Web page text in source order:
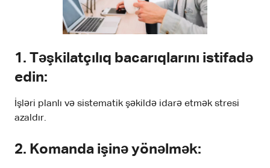
1. Təşkilatçılıq bacarıqlarını istifadə
edin:
İşləri planlı və sistematik şəkildə idarə etmək stresi
azaldır.
2. Komanda işinə yönəlmək: